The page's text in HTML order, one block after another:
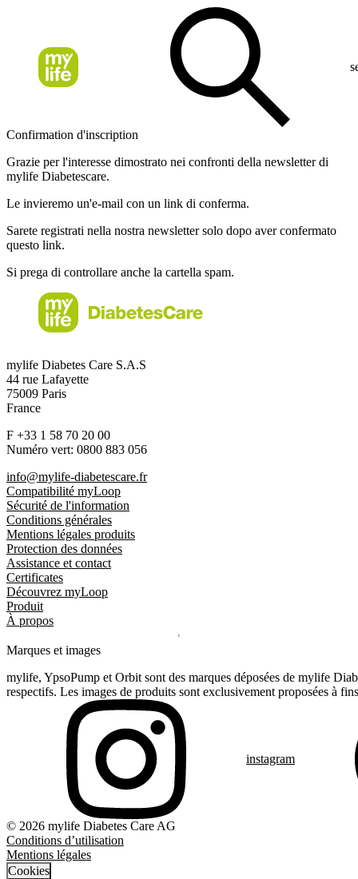
Confirmation d'inscription
Grazie per l'interesse dimostrato nei confronti della newsletter di
mylife Diabetescare.
Le invieremo un'e-mail con un link di conferma.
Sarete registrati nella nostra newsletter solo dopo aver confermato
questo link.
Si prega di controllare anche la cartella spam.
mylife Diabetes Care S.A.S
44 rue Lafayette
75009 Paris
France
F +33 1 58 70 20 00
Numéro vert: 0800 883 056
info@mylife-diabetescare.fr
Compatibilité myLoop
Sécurité de l'information
Conditions générales
Mentions légales produits
Protection des données
Assistance et contact
Certificates
Découvrez myLoop
Produit
À propos
Marques et images
mylife, YpsoPump et Orbit sont des marques déposées de mylife
respectifs. Les images de produits sont exclusivement proposées à
instagram
© 2026 mylife Diabetes Care AG
Conditions d’utilisation
Mentions légales
Cookies